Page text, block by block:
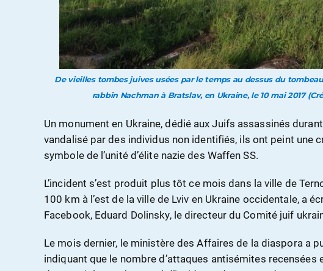
De vieilles tombes juives usées par le temps au dessus du
rabbin Nachman à Bratslav, en Ukraine, le 10 mai 2017
Un monument en Ukraine, dédié aux Juifs assassinés
vandalisé par des individus non identifiés, ils ont peint une
symbole de l’unité d’élite nazie des Waffen SS.
L’incident s’est produit plus tôt ce mois dans la ville de
100 km à l’est de la ville de Lviv en Ukraine occidentale, a
Facebook, Eduard Dolinsky, le directeur du Comité juif
Le mois dernier, le ministère des Affaires de la diaspora a
indiquant que le nombre d’attaques antisémites recensées